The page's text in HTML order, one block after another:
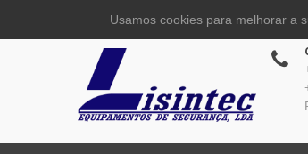
Usamos cookies para melhorar a